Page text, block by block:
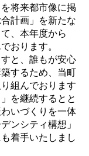
将来都市像に掲
計画」を新たな
、本年度から
おります。
と、誰もが安心
するため、当町
組んでおります
を継続するとと
いづくりを一体
ンシティ構想」
着手いたしまし